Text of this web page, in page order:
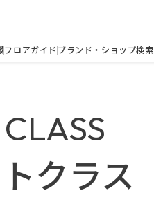
フロアガイド ブランド・ショップ検索
クラス